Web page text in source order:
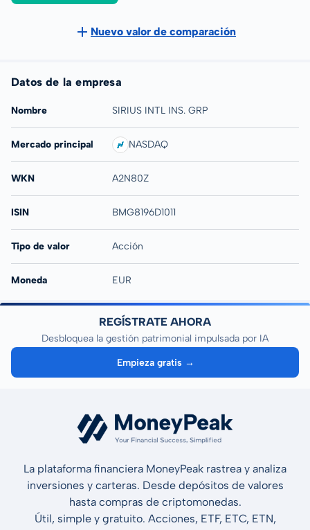
Nuevo valor de comparación
Datos de la empresa
Nombre SIRIUS INTL INS. GRP
Mercado principal NASDAQ
WKN A2N80Z
ISIN BMG8196D1011
Tipo de valor Acción
Moneda EUR
REGÍSTRATE AHORA
Desbloquea la gestión patrimonial impulsada por IA
Empieza gratis →
La plataforma financiera MoneyPeak rastrea y analiza
inversiones y carteras. Desde depósitos de valores
hasta compras de criptomonedas.
Útil, simple y gratuito. Acciones, ETF, ETC, ETN,